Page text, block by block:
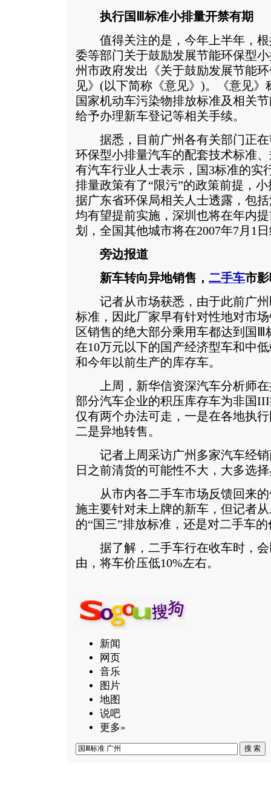
执行国Ⅲ标准小排量开禁有期
值得关注的是，今年上半年，根
委等部门关于鼓励发展节能环保型
州市政府发出《关于鼓励发展节能
见》(以下简称《意见》)。《意见
国家机动车污染物排放标准及相关
给予办理新车登记等相关手续。
据悉，目前广州各有关部门正在
环保型小排量汽车的配套技术标准
有汽车行业人士表示，国3标准的实
排量政策有了“限污”的政策前提，
据广东省环保局相关人士透露，包
均有望提前实施，深圳也将在年内
划，全国其他城市将在2007年7月1
旁边报道
新车转向异地销售， 二手车市
记者从市场获悉，由于此前广州
标准，因此厂家早有针对性地对市
区销售的绝大部分乘用车都达到国
在10万元以下的国产经济型车和中
和今年以前生产的库存车。
上周，新华信资深汽车分析师在
部分汽车企业的积压库存车为非国
仅有两个办法可走，一是在各地执
二是异地转售。
记者上周采访广州多家汽车经销
日之前清货的可能性不大，大多选
从市内各二手车市场反馈回来的
施主要针对未上牌的新车，但记者
的“国三”排放标准，还是对二手车
据了解，二手车行在收车时，会
由，将车价压低10%左右。
新闻
网页
音乐
图片
地图
说吧
更多»